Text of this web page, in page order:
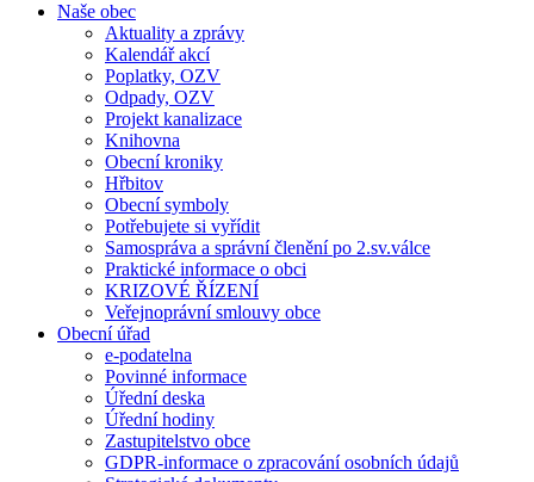
Naše obec
Aktuality a zprávy
Kalendář akcí
Poplatky, OZV
Odpady, OZV
Projekt kanalizace
Knihovna
Obecní kroniky
Hřbitov
Obecní symboly
Potřebujete si vyřídit
Samospráva a správní členění po 2.sv.válce
Praktické informace o obci
KRIZOVÉ ŘÍZENÍ
Veřejnoprávní smlouvy obce
Obecní úřad
e-podatelna
Povinné informace
Úřední deska
Úřední hodiny
Zastupitelstvo obce
GDPR-informace o zpracování osobních údajů